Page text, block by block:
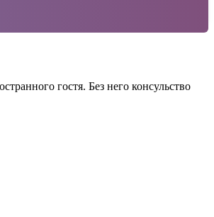
гостя. Без него консульство